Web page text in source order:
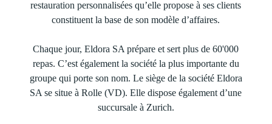
restauration personnalisées qu’elle propose à ses clients
constituent la base de son modèle d’affaires.
Chaque jour, Eldora SA prépare et sert plus de 60'000
repas. C’est également la société la plus importante du
groupe qui porte son nom. Le siège de la société Eldora
SA se situe à Rolle (VD). Elle dispose également d’une
succursale à Zurich.